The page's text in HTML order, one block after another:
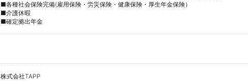
■各種社会保険完備(雇用保険・労災保険・健康保険・厚生年金保険）
■介護休暇
■確定拠出年金
株式会社TAPP